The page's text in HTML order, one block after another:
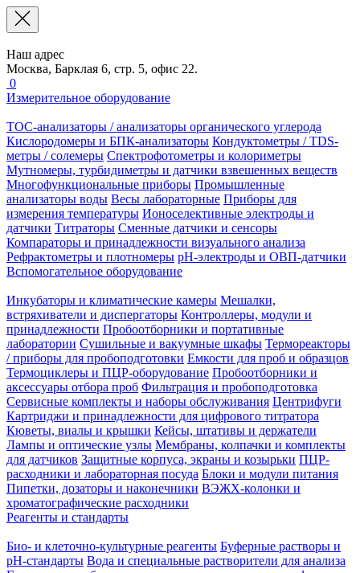
Наш адрес
Москва, Барклая 6, стр. 5, офис 22.
0
Измерительное оборудование
TOC-анализаторы / анализаторы органического углерода
Кислородомеры и БПК-анализаторы Кондуктометры / TDS-
метры / солемеры Спектрофотометры и колориметры
Мутномеры, турбидиметры и датчики взвешенных веществ
Многофункциональные приборы Промышленные
анализаторы воды Весы лабораторные Приборы для
измерения температуры Ионоселективные электроды и
датчики Титраторы Сменные датчики и сенсоры
Компараторы и принадлежности визуального анализа
Рефрактометры и плотномеры pH-электроды и ОВП-датчики
Вспомогательное оборудование
Инкубаторы и климатические камеры Мешалки,
встряхиватели и диспергаторы Контроллеры, модули и
принадлежности Пробоотборники и портативные
лаборатории Сушильные и вакуумные шкафы Термореакторы
/ приборы для пробоподготовки Емкости для проб и образцов
Термоциклеры и ПЦР-оборудование Пробоотборники и
аксессуары отбора проб Фильтрация и пробоподготовка
Сервисные комплекты и наборы обслуживания Центрифуги
Картриджи и принадлежности для цифрового титратора
Кюветы, виалы и крышки Кейсы, штативы и держатели
Лампы и оптические узлы Мембраны, колпачки и комплекты
для датчиков Защитные корпуса, экраны и козырьки ПЦР-
расходники и лабораторная посуда Блоки и модули питания
Пипетки, дозаторы и наконечники ВЭЖХ-колонки и
хроматографические расходники
Реагенты и стандарты
Био- и клеточно-культурные реагенты Буферные растворы и
pH-стандарты Вода и специальные растворители для анализа